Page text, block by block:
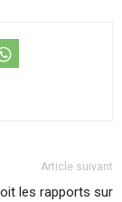
Article suivant
les rapports sur